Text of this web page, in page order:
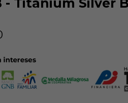
- Titanium Silver